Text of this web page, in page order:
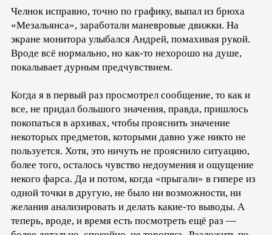
Челнок исправно, точно по графику, выпал из брюха
«Мезальянса», заработали маневровые движки. На
экране монитора улыбался Андрей, помахивая рукой.
Вроде всё нормально, но как-то нехорошо на душе,
покалывает дурным предчувствием.
Когда я в первый раз просмотрел сообщение, то как и
все, не придал большого значения, правда, пришлось
покопаться в архивах, чтобы прояснить значение
некоторых предметов, которыми давно уже никто не
пользуется. Хотя, это ничуть не прояснило ситуацию,
более того, осталось чувство недоумения и ощущение
некого фарса. Да и потом, когда «прыгали» в гипере из
одной точки в другую, не было ни возможности, ни
желания анализировать и делать какие-то выводы. А
теперь, вроде, и время есть посмотреть ещё раз —